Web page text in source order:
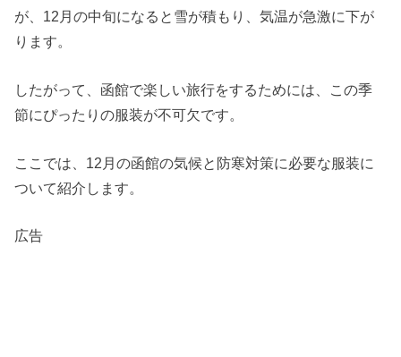
が、12月の中旬になると雪が積もり、気温が急激に下が
ります。
したがって、函館で楽しい旅行をするためには、この季
節にぴったりの服装が不可欠です。
ここでは、12月の函館の気候と防寒対策に必要な服装に
ついて紹介します。
広告